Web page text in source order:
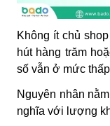
Không ít chủ
hút hàng trăm
số vẫn ở mức
Nguyên nhân
nghĩa với lượng